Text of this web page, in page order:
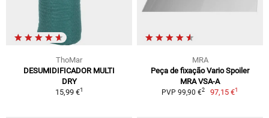
ThoMar
DESUMIDIFICADOR MULTI
DRY
15,99 €1
MRA
Peça de fixação Vario Spoiler
MRA VSA-A
PVP 99,90 €2 97,15 €1